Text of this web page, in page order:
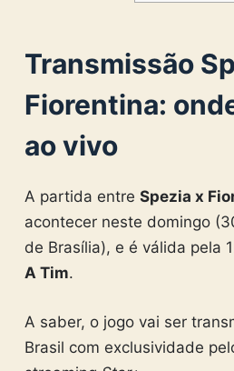
Transmissão
Fiorentina:
ao vivo
A partida entre Spezia x
acontecer neste domingo
de Brasília), e é válida pela
A Tim.
A saber, o jogo vai ser
Brasil com exclusividade